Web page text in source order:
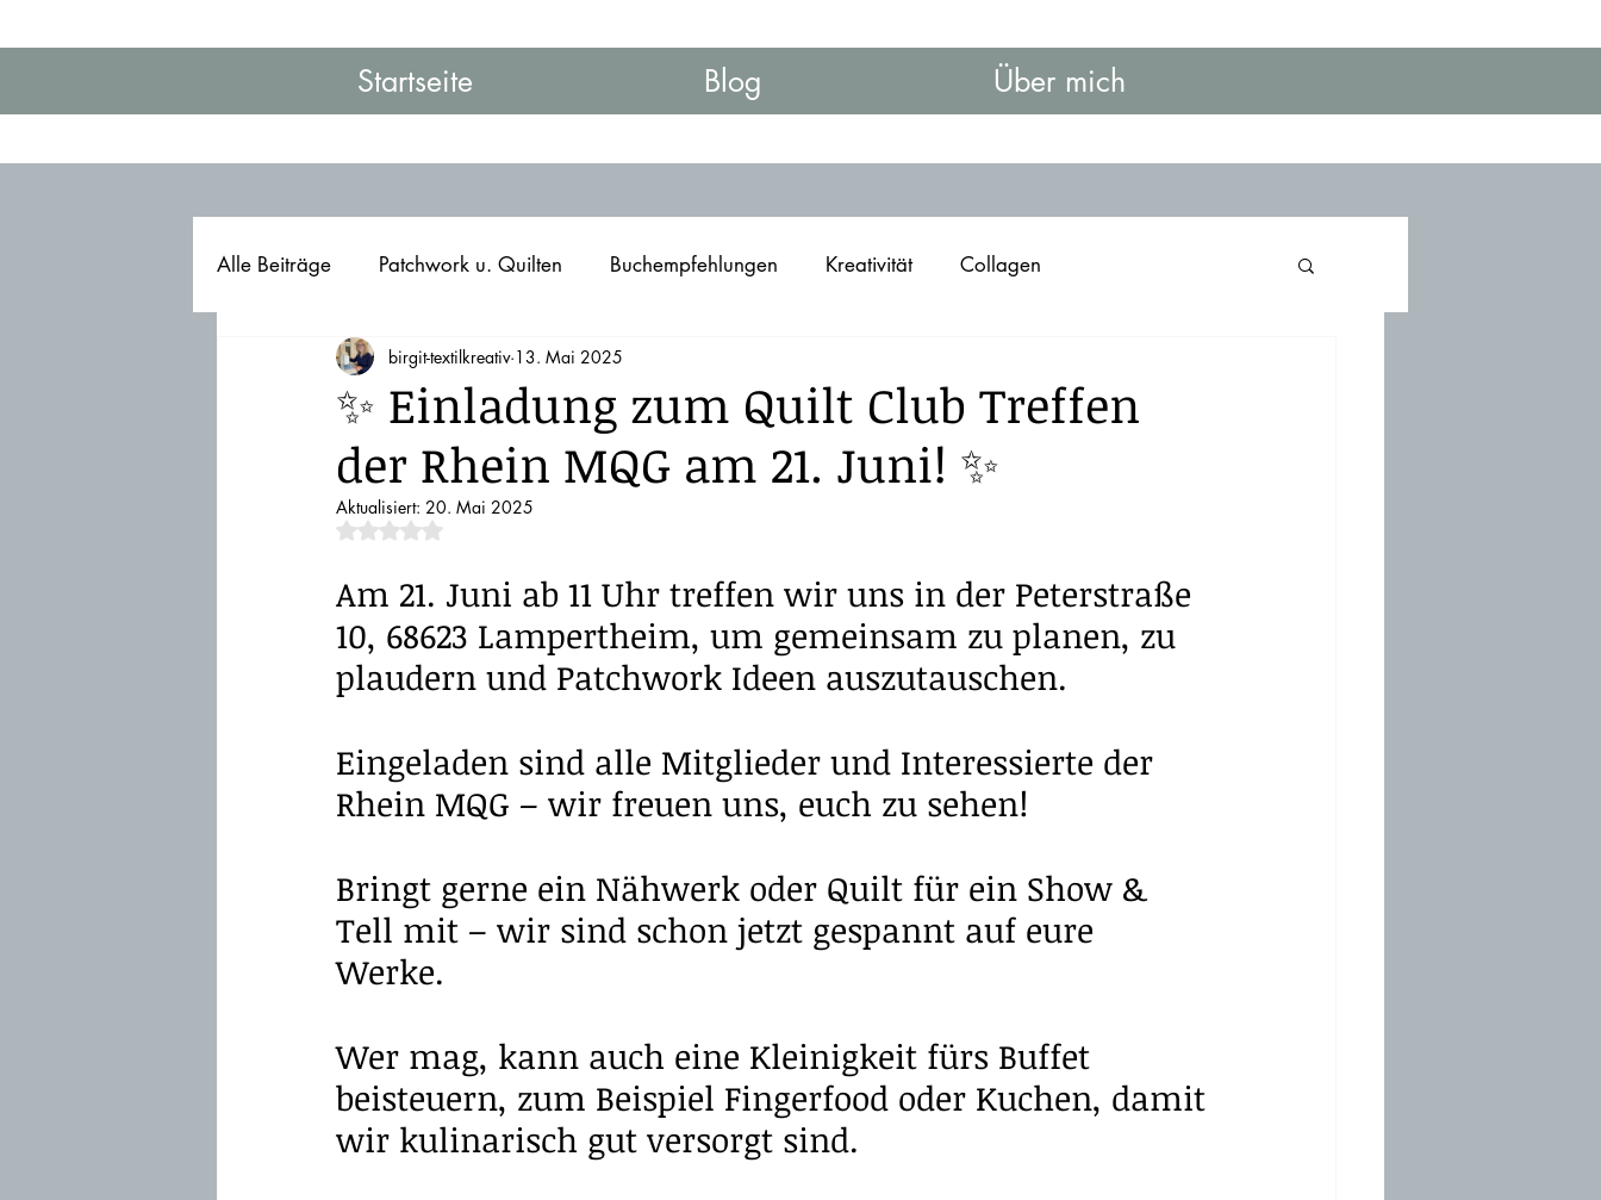
Startseite Blog Über mich
Alle Beiträge Patchwork u. Quilten Buchempfehlungen Kreativität Collagen
✨ Einladung zum Quilt Club Treffen
der Rhein MQG am 21. Juni! ✨
birgit-textilkreativ 13. Mai 2025
Aktualisiert: 20. Mai 2025
Mit NaN von 5 Sternen bewertet.
Am 21. Juni ab 11 Uhr treffen wir uns in der Peterstraße
10, 68623 Lampertheim, um gemeinsam zu planen, zu
plaudern und Patchwork Ideen auszutauschen.
Eingeladen sind alle Mitglieder und Interessierte der
Rhein MQG – wir freuen uns, euch zu sehen!
Bringt gerne ein Nähwerk oder Quilt für ein Show &
Tell mit – wir sind schon jetzt gespannt auf eure
Werke.
Wer mag, kann auch eine Kleinigkeit fürs Buffet
beisteuern, zum Beispiel Fingerfood oder Kuchen, damit
wir kulinarisch gut versorgt sind.